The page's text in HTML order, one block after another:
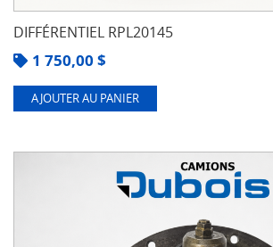
DIFFÉRENTIEL RPL20145
1 750,00 $
AJOUTER AU PANIER